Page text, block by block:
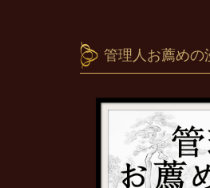
管理人お薦めの